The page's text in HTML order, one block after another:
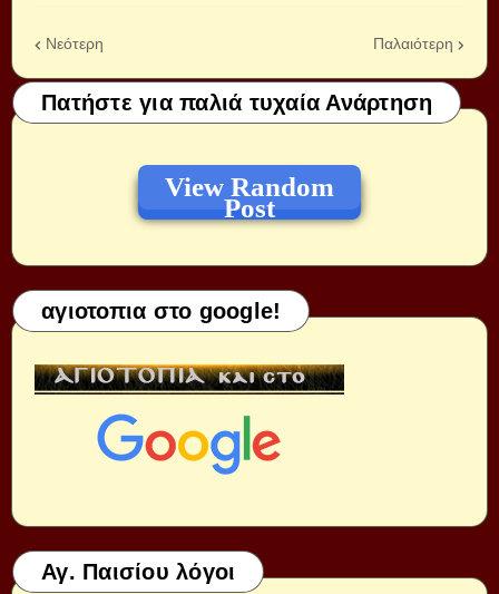
Νεότερη Παλαιότερη
Πατήστε για παλιά τυχαία Ανάρτηση
View Random
Post
αγιοτοπια στο google!
Αγ. Παισίου λόγοι